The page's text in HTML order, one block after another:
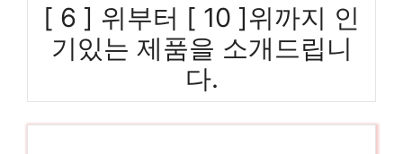
[ 6 ] 위부터 [ 10 ]위까지 인
기있는 제품을 소개드립니
다.